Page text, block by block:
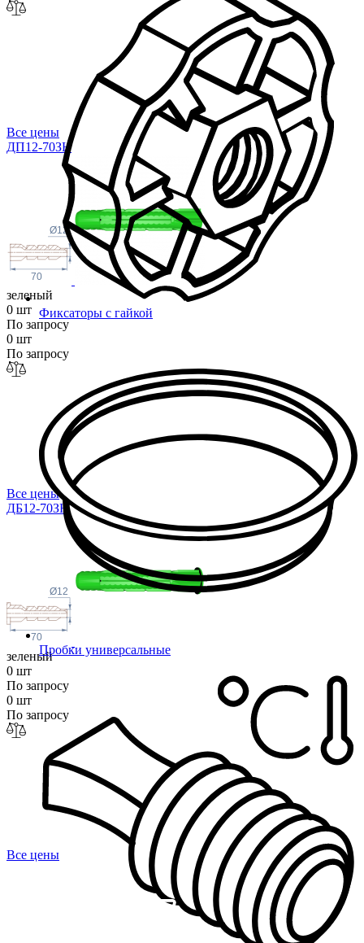
Фиксаторы с гайкой
Пробки универсальные
Все цены
ДП12-70ЗН
70
Ø12
зеленый
0 шт
По запросу
0 шт
По запросу
Все цены
ДБ12-70ЗН
Ø12
70
зеленый
0 шт
По запросу
0 шт
По запросу
Все цены